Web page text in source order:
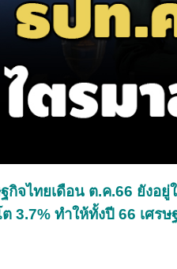
ฐกิจไทยเดือน ต.ค.66 ยัง
3.7% ทำให้ทั้งปี 66 เศร